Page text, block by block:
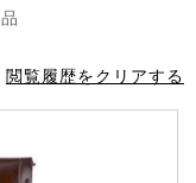
閲覧履歴をクリアする